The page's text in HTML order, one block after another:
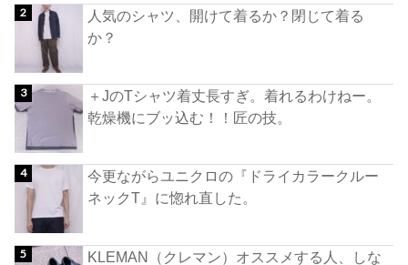
人気のシャツ、開けて着るか？閉じて着る
か？
＋JのTシャツ着丈長すぎ。着れるわけねー。
乾燥機にブッ込む！！匠の技。
今更ながらユニクロの『ドライカラークルー
ネックT』に惚れ直した。
KLEMAN（クレマン）オススメする人、しな